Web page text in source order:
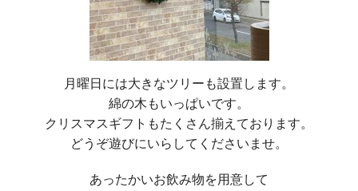
月曜日には大きなツリーも設置します。
綿の木もいっぱいです。
クリスマスギフトもたくさん揃えております。
どうぞ遊びにいらしてくださいませ。
あったかいお飲み物を用意して